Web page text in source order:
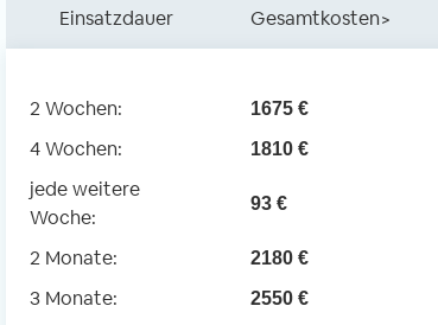
Einsatzdauer Gesamtkosten>
2 Wochen: 1675 €
4 Wochen:
1810 €
jede weitere
Woche:
93 €
2 Monate: 2180 €
3 Monate:
2550 €